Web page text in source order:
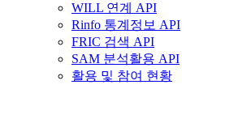
WILL 연계 API
Rinfo 통계정보 API
FRIC 검색 API
SAM 분석활용 API
활용 및 참여 현황